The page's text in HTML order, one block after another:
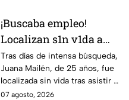
¡Buscaba empleo!
Localizan s1n v1da a
joven de 25 años que
acudió a entrevista de
trabajo falsa
Tras días de intensa búsqueda,
Juana Mailén, de 25 años, fue
localizada sin vida tras asistir a
una supuesta oferta laboral en
07 agosto, 2026